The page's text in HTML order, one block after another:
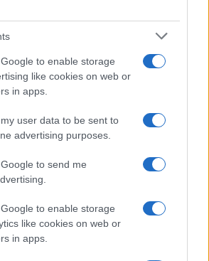
to enable storage
like cookies on web or
in apps.
user data to be sent to
advertising purposes.
to send me
to enable storage
like cookies on web or
in apps.